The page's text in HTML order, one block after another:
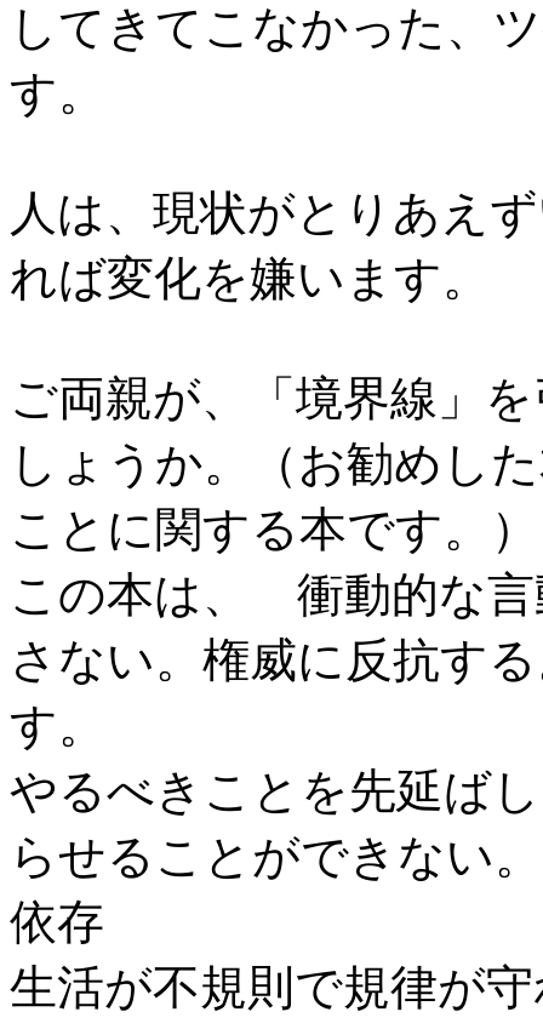
してきてこなかった、
す。
人は、現状がとりあえ
れば変化を嫌います。
ご両親が、「境界線」
しょうか。（お勧めし
ことに関する本です。）
この本は、 衝動的な言
さない。権威に反抗す
す。
やるべきことを先延ば
らせることができない
依存
生活が不規則で規律が